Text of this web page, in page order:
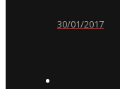
30/01/2017